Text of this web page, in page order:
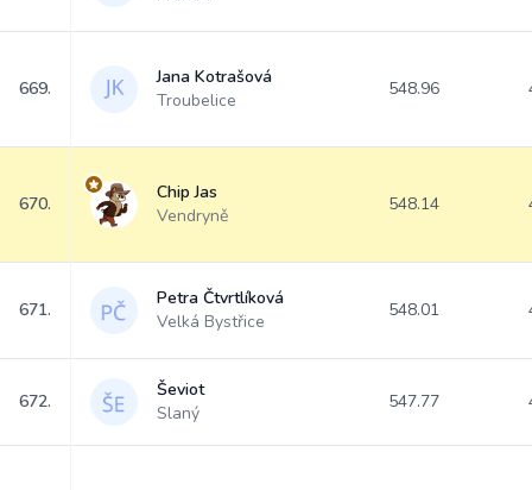
669.
Jana Kotrašová
Troubelice
548.96
670.
Chip Jas
Vendryně
548.14
671.
Petra Čtvrtlíková
Velká Bystřice
548.01
672.
Ševiot
Slaný
547.77